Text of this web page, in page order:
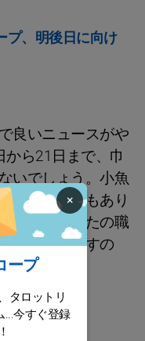
プ、明後日に向け
良いニュースがや
ら21日まで、巾
いでしょう。小魚
ブルで幸運もあり
ーンがあなたの職
らしていますの
×
ープ
タロットリ
...今すぐ登録